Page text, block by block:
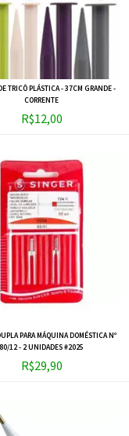
TRICÔ PLÁSTICA - 37CM GRANDE -
CORRENTE
R$12,00
PARA MÁQUINA DOMÉSTICA Nº
80/12 - 2 UNIDADES #2025
R$29,90